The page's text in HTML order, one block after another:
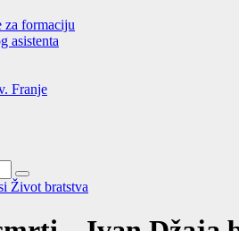
za formaciju
asistenta
Franje
Život bratstva